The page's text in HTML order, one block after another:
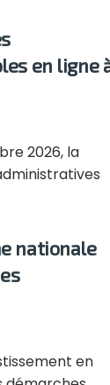
en ligne
2026, la
nationale
en